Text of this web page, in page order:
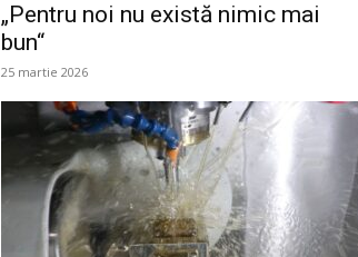
„Pentru noi nu există nimic mai
bun“
25 martie 2026